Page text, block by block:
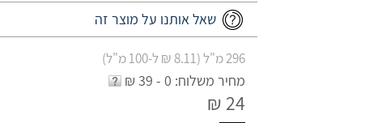
שאל אותנו על מוצר זה
296 מ"ל (8.11 ₪ ל-100 מ"ל)
מחיר משלוח: 0 - 39 ₪
24 ₪